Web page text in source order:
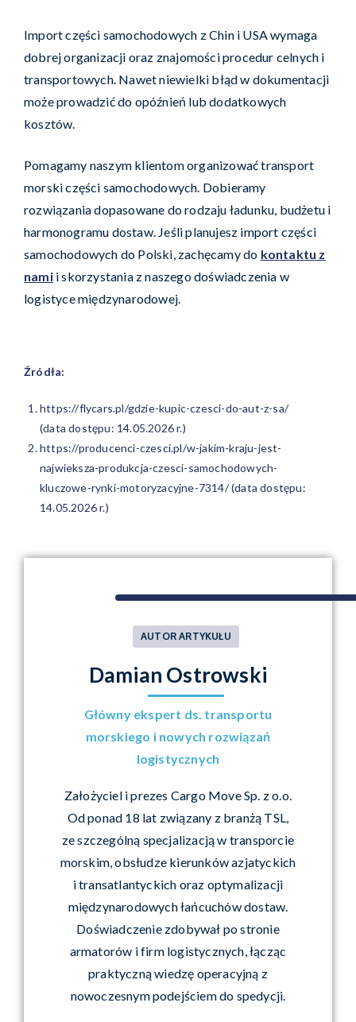
Import części samochodowych z Chin i USA wymaga
dobrej organizacji oraz znajomości procedur celnych i
transportowych. Nawet niewielki błąd w dokumentacji
może prowadzić do opóźnień lub dodatkowych
kosztów.
Pomagamy naszym klientom organizować transport
morski części samochodowych. Dobieramy
rozwiązania dopasowane do rodzaju ładunku, budżetu i
harmonogramu dostaw. Jeśli planujesz import części
samochodowych do Polski, zachęcamy do kontaktu z
namii skorzystania z naszego doświadczenia w
logistyce międzynarodowej.
Źródła:
https://flycars.pl/gdzie-kupic-czesci-do-aut-z-sa/
(data dostępu: 14.05.2026 r.)
https://producenci-czesci.pl/w-jakim-kraju-jest-
najwieksza-produkcja-czesci-samochodowych-
kluczowe-rynki-motoryzacyjne-7314/(data dostępu:
14.05.2026 r.)
AUTOR ARTYKUŁU
Damian Ostrowski
Główny ekspert ds. transportu
morskiego i nowych rozwiązań
logistycznych
Założyciel i prezes Cargo Move Sp. z o.o.
Od ponad 18 lat związany z branżą TSL,
ze szczególną specjalizacją w transporcie
morskim, obsłudze kierunków azjatyckich
i transatlantyckich oraz optymalizacji
międzynarodowych łańcuchów dostaw.
Doświadczenie zdobywał po stronie
armatorów i firm logistycznych, łącząc
praktyczną wiedzę operacyjną z
nowoczesnym podejściem do spedycji.